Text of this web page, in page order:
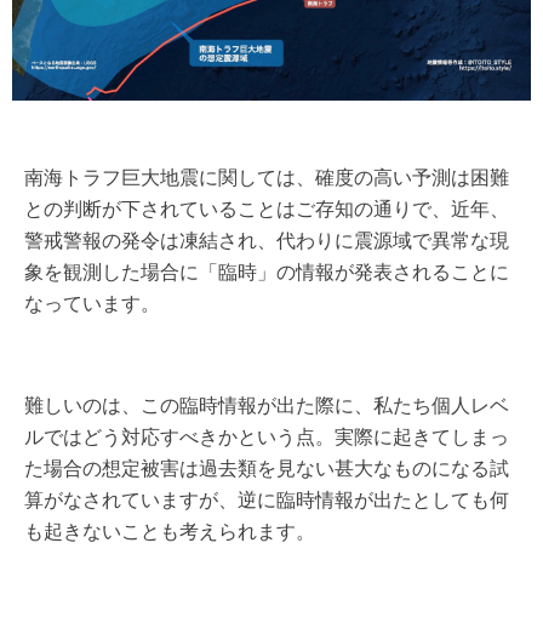
南海トラフ巨大地震に関しては、確度の高い予測は困難
との判断が下されていることはご存知の通りで、近年、
警戒警報の発令は凍結され、代わりに震源域で異常な現
象を観測した場合に「臨時」の情報が発表されることに
なっています。
難しいのは、この臨時情報が出た際に、私たち個人レベ
ルではどう対応すべきかという点。実際に起きてしまっ
た場合の想定被害は過去類を見ない甚大なものになる試
算がなされていますが、逆に臨時情報が出たとしても何
も起きないことも考えられます。